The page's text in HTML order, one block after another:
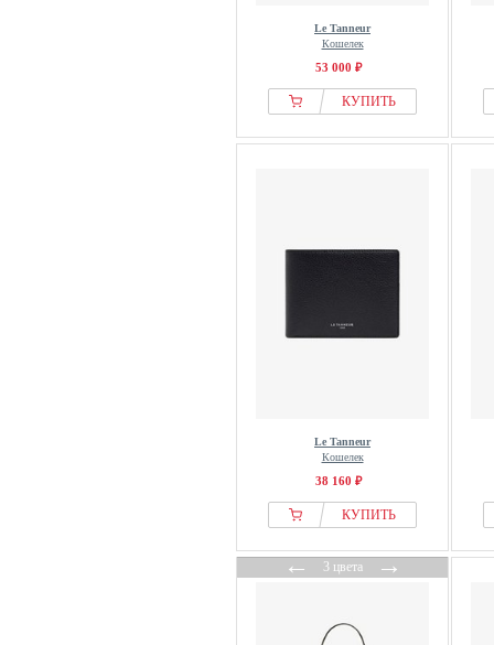
Le Tanneur
Кошелек
53 000 ₽
КУПИТЬ
Le Tanneur
Кошелек
38 160 ₽
КУПИТЬ
←3 цвета→